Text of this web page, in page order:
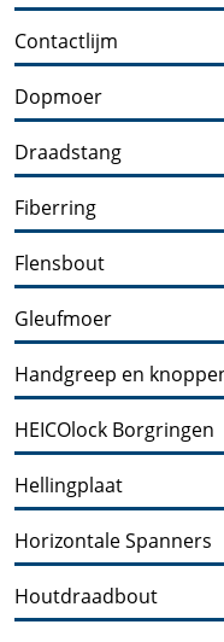
Contactlijm
Dopmoer
Draadstang
Fiberring
Flensbout
Gleufmoer
Handgreep en
HEICOlock Borgringen
Hellingplaat
Horizontale Spanners
Houtdraadbout